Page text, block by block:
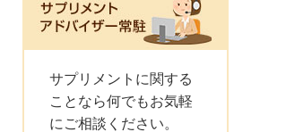
サプリメントに関する
ことなら何でもお気軽
にご相談ください。